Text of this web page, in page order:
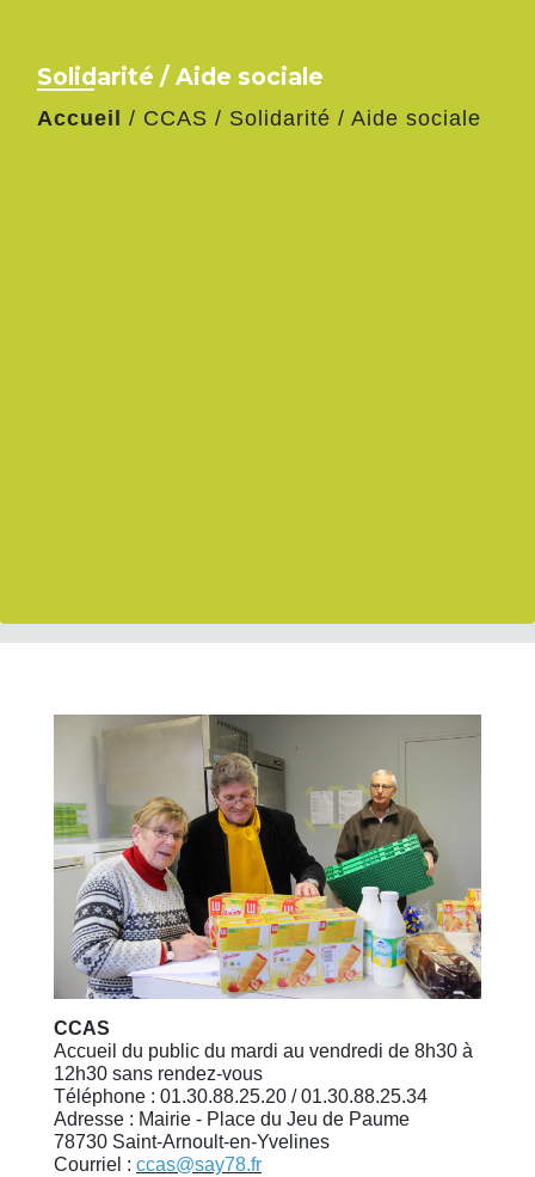
Solidarité / Aide sociale
Accueil / CCAS / Solidarité / Aide sociale
CCAS
Accueil du public du mardi au vendredi de 8h30 à
12h30 sans rendez-vous
Téléphone : 01.30.88.25.20 / 01.30.88.25.34
Adresse : Mairie - Place du Jeu de Paume
78730 Saint-Arnoult-en-Yvelines
Courriel : ccas@say78.fr